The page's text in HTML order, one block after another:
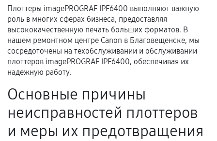
техническим характеристикам.
Документы для подтверждения
гарантии
Гарантийный талон.
Акт выполненных работ с датой, перечнем
Документы на установленные комплектующие
и кассовый чек.
Плоттеры imagePROGRAF IPF6400 выполняют важную
роль в многих сферах бизнеса, предоставляя
высококачественную печать больших форматов. В
нашем ремонтном центре Canon в Благовещенске, мы
сосредоточены на техобслуживании и обслуживании
плоттеров imagePROGRAF IPF6400, обеспечивая их
надежную работу.
Основные причины
неисправностей плоттеров
и меры их предотвращения